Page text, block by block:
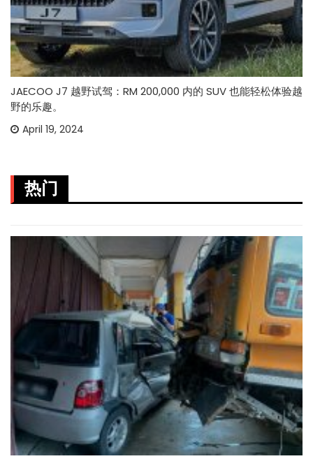
JAECOO J7 越野试驾：RM 200,000 内的 SUV 也能轻松体验越
野的乐趣。
April 19, 2024
热门